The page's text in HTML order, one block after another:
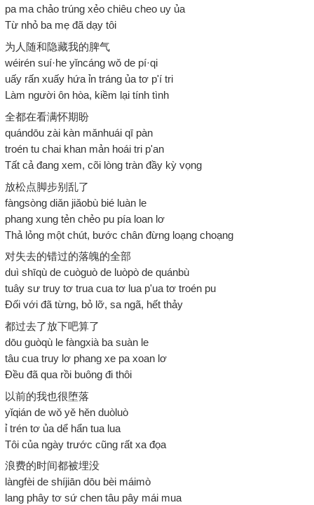
pa ma chảo trúng xẻo chiêu cheo uy ủa
Từ nhỏ ba mẹ đã dạy tôi
为人随和隐藏我的脾气
wéirén suí·he yǐncáng wǒ de pí·qi
uấy rấn xuấy hứa ỉn tráng ủa tơ p'í tri
Làm người ôn hòa, kiềm lại tính tình
全都在看满怀期盼
quándōu zài kàn mǎnhuái qī pàn
troén tu chai khan mản hoái tri p'an
Tất cả đang xem, cõi lòng tràn đầy kỳ vọng
放松点脚步别乱了
fàngsòng diǎn jiǎobù bié luàn le
phang xung tẻn chẻo pu pía loan lơ
Thả lỏng một chút, bước chân đừng loạng choạng
对失去的错过的落魄的全部
duì shīqù de cuòguò de luòpò de quánbù
tuây sư truy tơ trua cua tơ lua p'ua tơ troén pu
Đối với đã từng, bỏ lỡ, sa ngã, hết thảy
都过去了放下吧算了
dōu guòqù le fàngxià ba suàn le
tâu cua truy lơ phang xe pa xoan lơ
Đều đã qua rồi buông đi thôi
以前的我也很堕落
yǐqián de wǒ yě hěn duòluò
ỉ trén tơ ủa dể hẩn tua lua
Tôi của ngày trước cũng rất xa đọa
浪费的时间都被埋没
làngfèi de shíjiān dōu bèi máimò
lang phây tơ sứ chen tâu pây mái mua